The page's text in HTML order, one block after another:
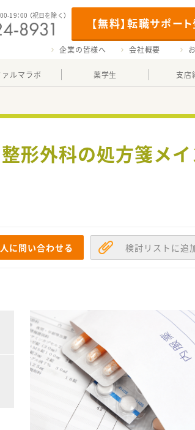
【無料】転職サポー
19：00 （祝日を除く）
企業の皆様へ 会社概要
ァルマラボ 薬学生 支店
形外科の処方箋メ
に問い合わせる 検討リストに追